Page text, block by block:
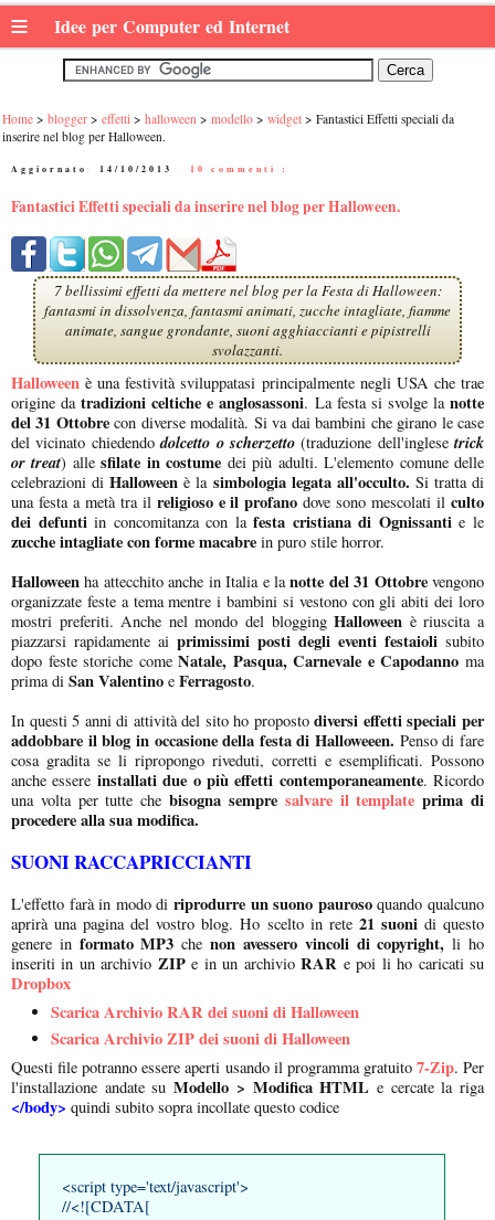
≡ Idee per Computer ed Internet
Home blogger effetti halloween modello widget
Fantastici Effetti speciali da
inserire nel blog per Halloween.
Aggiornato: 14/10/2013 10 commenti :
Fantastici Effetti speciali da inserire nel blog per Halloween.
7 bellissimi effetti da mettere nel blog per la Festa di Halloween:
fantasmi in dissolvenza, fantasmi animati, zucche intagliate, fiamme
animate, sangue grondante, suoni agghiaccianti e pipistrelli
svolazzanti.
Halloween è una festività sviluppatasi principalmente negli USA che trae
origine datradizioni celtiche e anglosassoni. La festa si svolge lanotte
del 31 Ottobrecon diverse modalità. Si va dai bambini che girano le case
del vicinato chiedendodolcetto o scherzetto(traduzione dell'inglesetrick
or treat) allesfilate in costume dei più adulti. L'elemento comune delle
celebrazioni diHalloween è lasimbologia legata all'occulto. Si tratta di
una festa a metà tra ilreligioso e il profano dove sono mescolati ilculto
dei defuntiin concomitanza con lafesta cristiana di Ognissantie le
zucche intagliate con forme macabre in puro stile horror.
Halloween ha attecchito anche in Italia e lanotte del 31 Ottobrevengono
organizzate feste a tema mentre i bambini si vestono con gli abiti dei loro
mostri preferiti. Anche nel mondo del bloggingHalloween è riuscita a
piazzarsi rapidamente ai primissimi posti degli eventi festaioli subito
dopo feste storiche comeNatale, Pasqua, Carnevale e Capodanno ma
prima di San Valentino e Ferragosto.
In questi 5 anni di attività del sito ho propostodiversi effetti speciali per
addobbare il blog in occasione della festa di Halloweeen. Penso di fare
cosa gradita se li ripropongo riveduti, corretti e esemplificati. Possono
anche essere installati due o più effetti contemporaneamente. Ricordo
una volta per tutte chebisogna sempre salvare il template prima di
procedere alla sua modifica.
SUONI RACCAPRICCIANTI
L'effetto farà in modo di riprodurre un suono paurosoquando qualcuno
aprirà una pagina del vostro blog. Ho scelto in rete 21 suonidi questo
genere in formato MP3 chenon avessero vincoli di copyright, li ho
inseriti in un archivio ZIPe in un archivioRAR e poi li ho caricati su
Dropbox
Scarica Archivio RAR dei suoni di Halloween
Scarica Archivio ZIP dei suoni di Halloween
Questi file potranno essere aperti usando il programma gratuito 7-Zip. Per
l'installazione andate suModello > Modifica HTML e cercate la riga
</body> quindi subito sopra incollate questo codice
<script type='text/javascript'>
//<![CDATA[